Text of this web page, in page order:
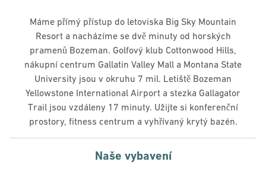
Máme přímý přístup do letoviska Big Sky Mountain
Resort a nacházíme se dvě minuty od horských
pramenů Bozeman. Golfový klub Cottonwood Hills,
nákupní centrum Gallatin Valley Mall a Montana State
University jsou v okruhu 7 mil. Letiště Bozeman
Yellowstone International Airport a stezka Gallagator
Trail jsou vzdáleny 17 minuty. Užijte si konferenční
prostory, fitness centrum a vyhřívaný krytý bazén.
Naše vybavení